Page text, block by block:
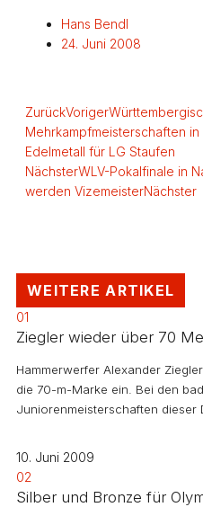
Hans Bendl
24. Juni 2008
ZurückVoriger
Mehrkampfmeisterschaften in
Edelmetall für LG Staufen
NächsterWLV-Pokalfinale in
werden VizemeisterNächster
WEITERE ARTIKEL
01
Ziegler wieder über 70
Hammerwerfer Alexander
die 70-m-Marke ein. Bei den
Juniorenmeisterschaften dieser
10. Juni 2009
02
Silber und Bronze für